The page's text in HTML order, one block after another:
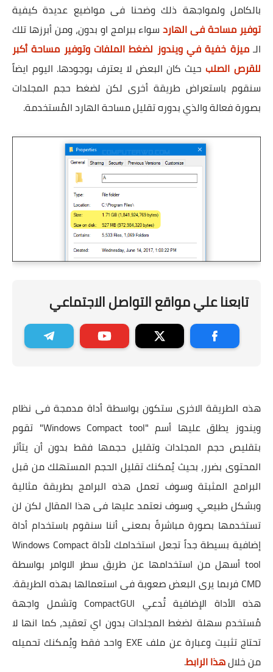
بالكامل ولمواجهة ذلك وضحنا فى مواضيع عديدة كيفية
توفير مساحة فى الهاردسواء ببرامج او بدون، ومن أبرزها تلك
الـميزة خفية في ويندوز لضغط الملفات وتوفير مساحة أكبر
للقرص الصلبحيث كان البعض لا يعترف بوجودها. اليوم ايضاً
سنقوم باستعراض طريقة أخرى لكن لضغط حجم المجلدات
بصورة فعالة والذي بدوره تقليل مساحة الهارد المُستخدمة.
تابعنا علي مواقع التواصل الاجتماعي
هذه الطريقة الاخرى ستكون بواسطة أداة مدمجة فى نظام
ويندوز يطلق عليها أسم "Windows Compact tool" تقوم
بتقليص حجم المجلدات وتقليل حجمها فقط بدون أن يتأثر
المحتوى بضرر، بحيث يُمكنك تقليل الحجم المستهلك من قبل
البرامج المثبتة وسوف تعمل هذه البرامج بطريقة مثالية
وبشكل طبيعي. وسوف نعتمد عليها فى هذا المقال لكن لن
تستخدمها بصورة مباشرةً بمعنى أننا سنقوم باستخدام أداة
إضافية بسيطة جداً تجعل استخدامك لأداة Windows Compact
tool أسهل من استخدامها عن طريق سطر الاوامر بواسطة
CMD فربما يرى البعض صعوبة فى استعمالها بهذه الطريقة.
هذه الأداة الإضافية تُدعي CompactGUI وتشمل واجهة
مُستخدم سهلة لضغط المجلدات بدون اي تعقيد، كما انها لا
تحتاج تثبيت وعبارة عن ملف EXE واحد فقط ويُمكنك تحميله
من خلالهذا الرابط.